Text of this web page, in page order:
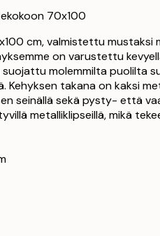
70x100
cm, valmistettu mustaksi
on varustettu
molemmilta puolilta
Kehyksen takana on kaksi
seinällä sekä pysty- että
metalliklipseillä, mikä